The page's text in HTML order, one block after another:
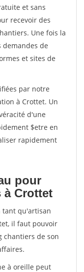
et sans
recevoir des
Une fois la
demandes de
et sites de
par notre
à Crottet. Un
d'une
$etre en
rapidement
pour
à Crottet
tant qu'artisan
il faut pouvoir
de son
à oreille peut